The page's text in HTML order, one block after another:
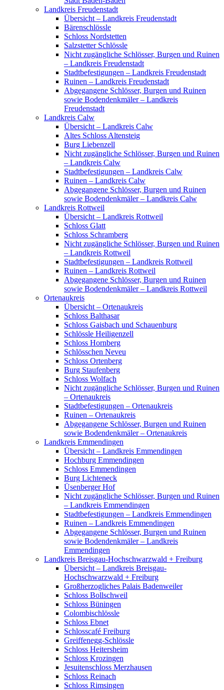
Landkreis Freudenstadt
Übersicht – Landkreis Freudenstadt
Bärenschlössle
Schloss Nordstetten
Salzstetter Schlössle
Nicht zugängliche Schlösser, Burgen und Ruinen
– Landkreis Freudenstadt
Stadtbefestigungen – Landkreis Freudenstadt
Ruinen – Landkreis Freudenstadt
Abgegangene Schlösser, Burgen und Ruinen
sowie Bodendenkmäler – Landkreis
Freudenstadt
Landkreis Calw
Übersicht – Landkreis Calw
Altes Schloss Altensteig
Burg Liebenzell
Nicht zugängliche Schlösser, Burgen und Ruinen
– Landkreis Calw
Stadtbefestigungen – Landkreis Calw
Ruinen – Landkreis Calw
Abgegangene Schlösser, Burgen und Ruinen
sowie Bodendenkmäler – Landkreis Calw
Landkreis Rottweil
Übersicht – Landkreis Rottweil
Schloss Glatt
Schloss Schramberg
Nicht zugängliche Schlösser, Burgen und Ruinen
– Landkreis Rottweil
Stadtbefestigungen – Landkreis Rottweil
Ruinen – Landkreis Rottweil
Abgegangene Schlösser, Burgen und Ruinen
sowie Bodendenkmäler – Landkreis Rottweil
Ortenaukreis
Übersicht – Ortenaukreis
Schloss Balthasar
Schloss Gaisbach und Schauenburg
Schlössle Heiligenzell
Schloss Hornberg
Schlösschen Neveu
Schloss Ortenberg
Burg Staufenberg
Schloss Wolfach
Nicht zugängliche Schlösser, Burgen und Ruinen
– Ortenaukreis
Stadtbefestigungen – Ortenaukreis
Ruinen – Ortenaukreis
Abgegangene Schlösser, Burgen und Ruinen
sowie Bodendenkmäler – Ortenaukreis
Landkreis Emmendingen
Übersicht – Landkreis Emmendingen
Hochburg Emmendingen
Schloss Emmendingen
Burg Lichteneck
Üsenberger Hof
Nicht zugängliche Schlösser, Burgen und Ruinen
– Landkreis Emmendingen
Stadtbefestigungen – Landkreis Emmendingen
Ruinen – Landkreis Emmendingen
Abgegangene Schlösser, Burgen und Ruinen
sowie Bodendenkmäler – Landkreis
Emmendingen
Landkreis Breisgau-Hochschwarzwald + Freiburg
Übersicht – Landkreis Breisgau-
Hochschwarzwald + Freiburg
Großherzogliches Palais Badenweiler
Schloss Bollschweil
Schloss Büningen
Colombischlössle
Schloss Ebnet
Schlosscafé Freiburg
Greiffenegg-Schlössle
Schloss Heitersheim
Schloss Krozingen
Jesuitenschloss Merzhausen
Schloss Reinach
Schloss Rimsingen